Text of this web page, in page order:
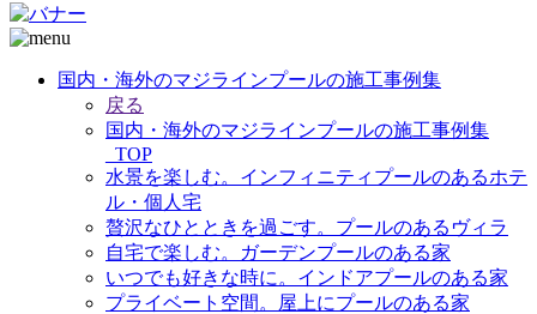
国内・海外のマジラインプールの施工事例集
戻る
国内・海外のマジラインプールの施工事例集
_TOP
水景を楽しむ。インフィニティプールのあるホテ
ル・個人宅
贅沢なひとときを過ごす。プールのあるヴィラ
自宅で楽しむ。ガーデンプールのある家
いつでも好きな時に。インドアプールのある家
プライベート空間。屋上にプールのある家